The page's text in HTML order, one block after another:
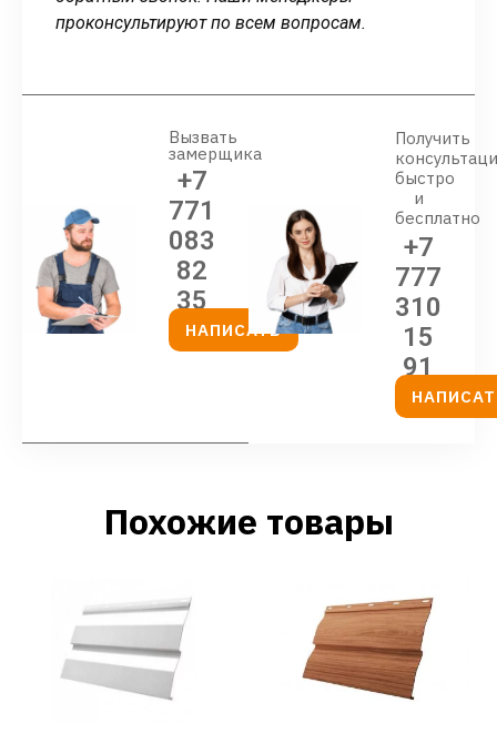
проконсультируют по всем вопросам.
Вызвать
замерщика
+7
771
083
82
35
НАПИСАТЬ
Получить
быстро
и
бесплатно
+7
777
310
15
91
Похожие товары